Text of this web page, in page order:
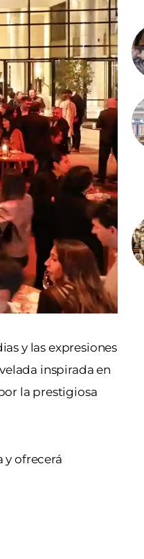
y las expresiones
inspirada en
la prestigiosa
y ofrecerá